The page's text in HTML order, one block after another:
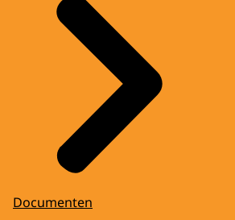
Documenten